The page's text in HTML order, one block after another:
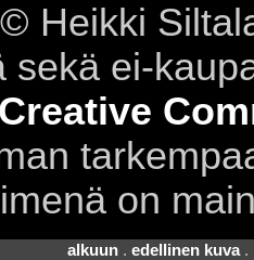
Heikki
sekä ei-
Creative
on
alkuun. edellinen kuva.